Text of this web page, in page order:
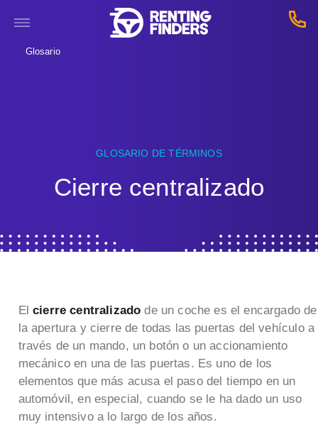
Glosario
GLOSARIO DE TÉRMINOS
Cierre centralizado
Elcierre centralizado de un coche es el encargado de
la apertura y cierre de todas las puertas del vehículo a
través de un mando, un botón o un accionamiento
mecánico en una de las puertas. Es uno de los
elementos que más acusa el paso del tiempo en un
automóvil, en especial, cuando se le ha dado un uso
muy intensivo a lo largo de los años.